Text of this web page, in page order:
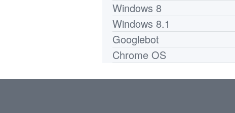
Windows 8
Windows 8.1
Googlebot
Chrome OS